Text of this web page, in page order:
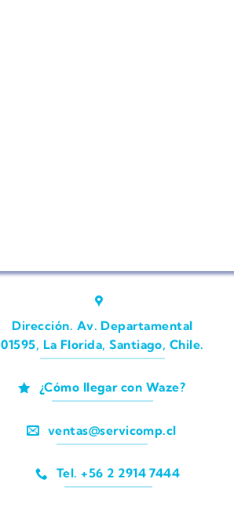
Dirección. Av. Departamental
01595, La Florida, Santiago, Chile.
¿Cómo llegar con Waze?
ventas@servicomp.cl
Tel. +56 2 2914 7444